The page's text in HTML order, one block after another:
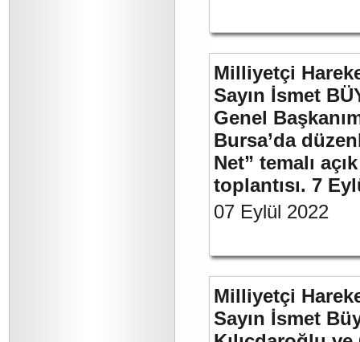
Milliyetçi
Sayın İsmet
Genel
Bursa’da
Net” temalı
toplantısı. 7
07 Eylül 2022
Milliyetçi
Sayın İsmet